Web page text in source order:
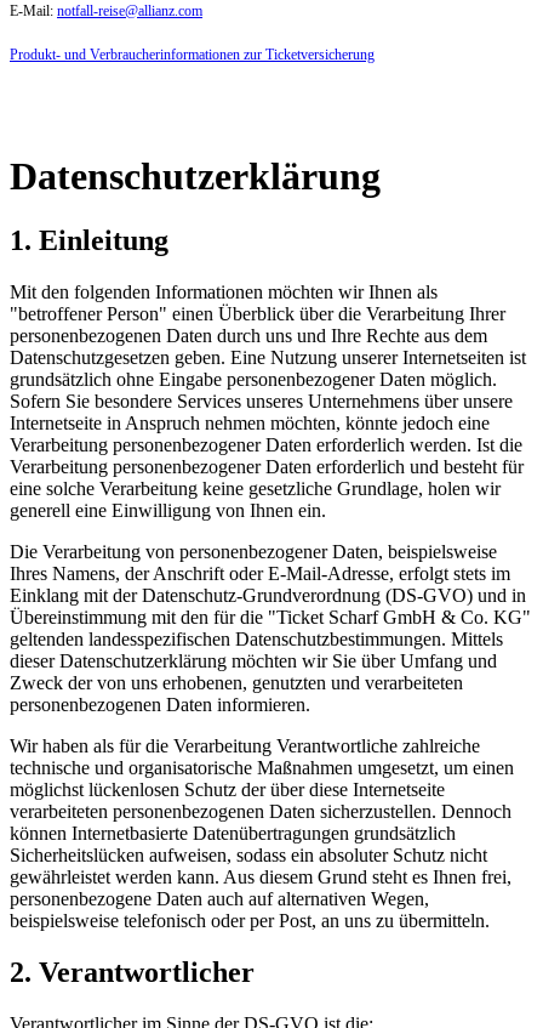
E-Mail: notfall-reise@allianz.com
Produkt- und Verbraucherinformationen zur Ticketversicherung
Datenschutzerklärung
1. Einleitung
Mit den folgenden Informationen möchten wir Ihnen als
"betroffener Person" einen Überblick über die Verarbeitung Ihrer
personenbezogenen Daten durch uns und Ihre Rechte aus dem
Datenschutzgesetzen geben. Eine Nutzung unserer Internetseiten ist
grundsätzlich ohne Eingabe personenbezogener Daten möglich.
Sofern Sie besondere Services unseres Unternehmens über unsere
Internetseite in Anspruch nehmen möchten, könnte jedoch eine
Verarbeitung personenbezogener Daten erforderlich werden. Ist die
Verarbeitung personenbezogener Daten erforderlich und besteht für
eine solche Verarbeitung keine gesetzliche Grundlage, holen wir
generell eine Einwilligung von Ihnen ein.
Die Verarbeitung von personenbezogener Daten, beispielsweise
Ihres Namens, der Anschrift oder E-Mail-Adresse, erfolgt stets im
Einklang mit der Datenschutz-Grundverordnung (DS-GVO) und in
Übereinstimmung mit den für die "Ticket Scharf GmbH & Co. KG"
geltenden landesspezifischen Datenschutzbestimmungen. Mittels
dieser Datenschutzerklärung möchten wir Sie über Umfang und
Zweck der von uns erhobenen, genutzten und verarbeiteten
personenbezogenen Daten informieren.
Wir haben als für die Verarbeitung Verantwortliche zahlreiche
technische und organisatorische Maßnahmen umgesetzt, um einen
möglichst lückenlosen Schutz der über diese Internetseite
verarbeiteten personenbezogenen Daten sicherzustellen. Dennoch
können Internetbasierte Datenübertragungen grundsätzlich
Sicherheitslücken aufweisen, sodass ein absoluter Schutz nicht
gewährleistet werden kann. Aus diesem Grund steht es Ihnen frei,
personenbezogene Daten auch auf alternativen Wegen,
beispielsweise telefonisch oder per Post, an uns zu übermitteln.
2. Verantwortlicher
Verantwortlicher im Sinne der DS-GVO ist die: